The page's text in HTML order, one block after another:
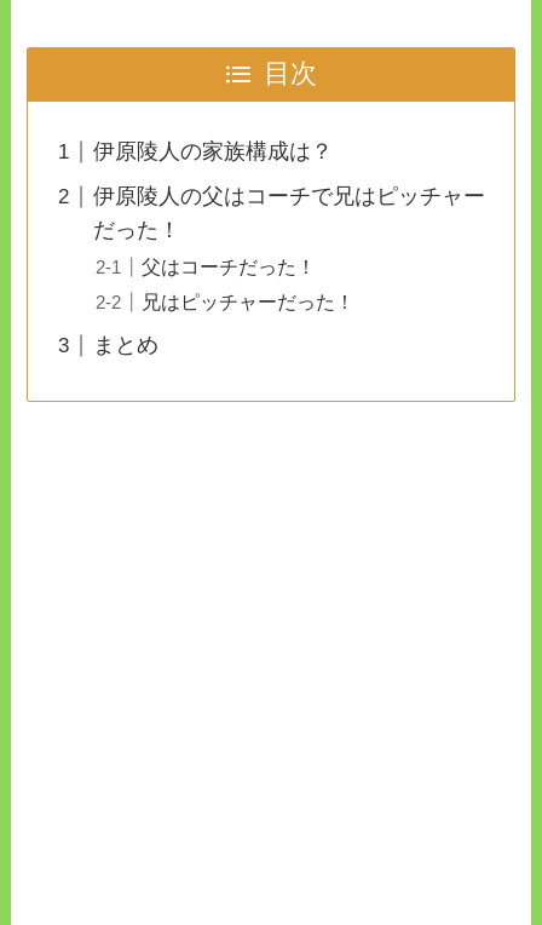
目次
伊原陵人の家族構成は？
伊原陵人の父はコーチで兄はピッチャー
だった！
父はコーチだった！
兄はピッチャーだった！
まとめ